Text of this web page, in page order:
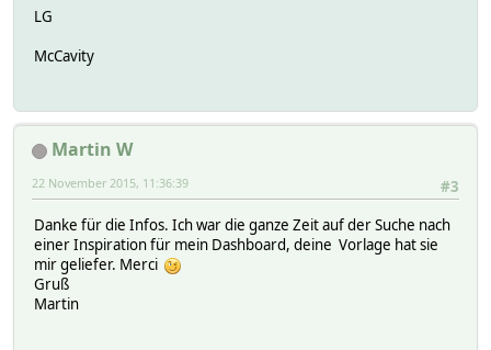
LG
McCavity
Martin W
#3
22 November 2015, 11:36:39
Danke für die Infos. Ich war die ganze Zeit auf der Suche nach
einer Inspiration für mein Dashboard, deine Vorlage hat sie
mir geliefer. Merci
Gruß
Martin